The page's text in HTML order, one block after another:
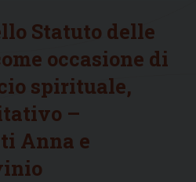
Statuto delle
occasione di
spirituale,
–
Anna e